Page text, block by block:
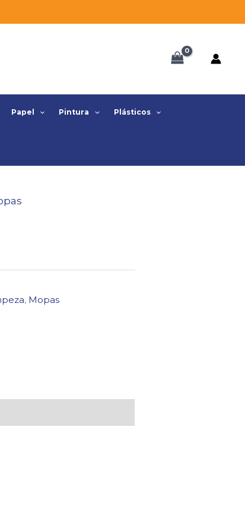
Papel Pintura Plásticos
, Mopas